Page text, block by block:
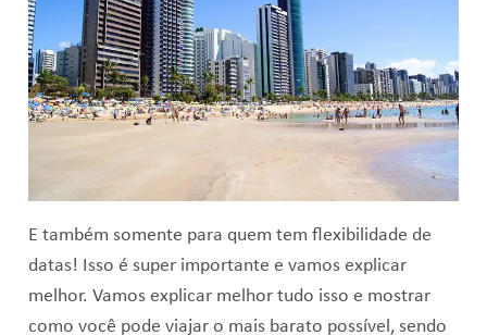
E também somente para quem tem flexibilidade de
datas! Isso é super importante e vamos explicar
melhor. Vamos explicar melhor tudo isso e mostrar
como você pode viajar o mais barato possível, sendo